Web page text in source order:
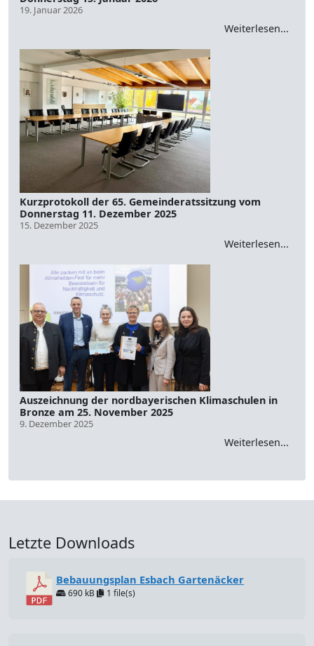
19. Januar 2026
Weiterlesen...
Kurzprotokoll der 65. Gemeinderatssitzung vom
Donnerstag 11. Dezember 2025
15. Dezember 2025
Weiterlesen...
Auszeichnung der nordbayerischen Klimaschulen in
Bronze am 25. November 2025
9. Dezember 2025
Weiterlesen...
Letzte Downloads
Bebauungsplan Esbach Gartenäcker
690 kB 1 file(s)